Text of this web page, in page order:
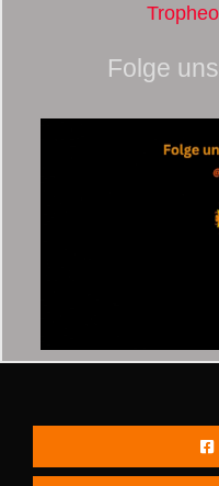
Folge